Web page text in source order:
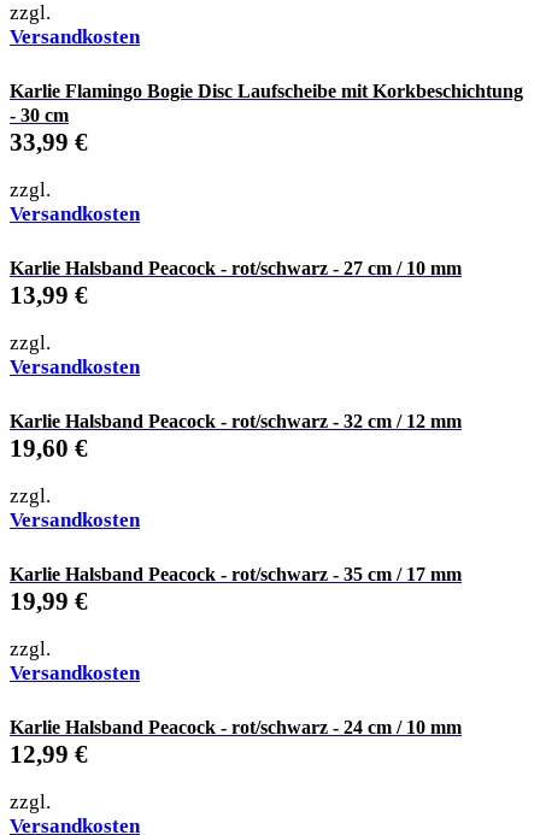
zzgl.
Versandkosten
Karlie Flamingo Bogie Disc Laufscheibe mit Korkbeschichtung
- 30 cm
33,99 €
zzgl.
Versandkosten
Karlie Halsband Peacock - rot/schwarz - 27 cm / 10 mm
13,99 €
zzgl.
Versandkosten
Karlie Halsband Peacock - rot/schwarz - 32 cm / 12 mm
19,60 €
zzgl.
Versandkosten
Karlie Halsband Peacock - rot/schwarz - 35 cm / 17 mm
19,99 €
zzgl.
Versandkosten
Karlie Halsband Peacock - rot/schwarz - 24 cm / 10 mm
12,99 €
zzgl.
Versandkosten